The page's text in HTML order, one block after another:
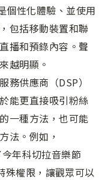
個性化體驗、並使用
包括移動裝置和聯
播和預錄內容。聲
越明顯。
務供應商（DSP）
能更直接吸引粉絲
一種方法，也可能
法。例如，
年科切拉音樂節
殊權限，讓觀眾可以